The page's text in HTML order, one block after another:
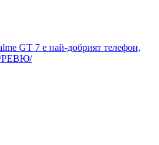
GT 7 е най-добрият телефон,
/РЕВЮ/